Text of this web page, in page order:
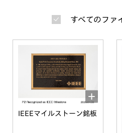
すべてのファ
IEEEマイルストーン銘板